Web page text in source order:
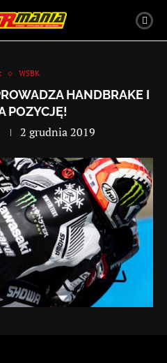
WSBK
HANDBRAKE I
POZYCJĘ!
2 grudnia 2019